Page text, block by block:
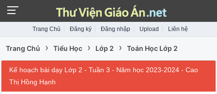
Trang Chủ Đăng ký Đăng nhập Upload Liên hệ
Trang Chủ › Tiểu Học › Lớp 2 › Toán Học Lớp 2
Kế hoạch bài dạy Lớp 2 - Tuần 3 - Năm học 2023-2024 - Cao
Thị Hồng Hạnh